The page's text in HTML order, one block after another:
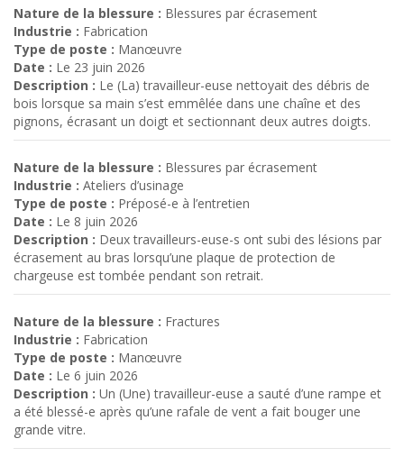
Nature de la blessure : Blessures par écrasement
Industrie : Fabrication
Type de poste : Manœuvre
Date : Le 23 juin 2026
Description : Le (La) travailleur-euse nettoyait des débris de
bois lorsque sa main s’est emmêlée dans une chaîne et des
pignons, écrasant un doigt et sectionnant deux autres doigts.
Nature de la blessure : Blessures par écrasement
Industrie : Ateliers d’usinage
Type de poste : Préposé-e à l’entretien
Date : Le 8 juin 2026
Description : Deux travailleurs-euse-s ont subi des lésions par
écrasement au bras lorsqu’une plaque de protection de
chargeuse est tombée pendant son retrait.
Nature de la blessure : Fractures
Industrie : Fabrication
Type de poste : Manœuvre
Date : Le 6 juin 2026
Description : Un (Une) travailleur-euse a sauté d’une rampe et
a été blessé-e après qu’une rafale de vent a fait bouger une
grande vitre.